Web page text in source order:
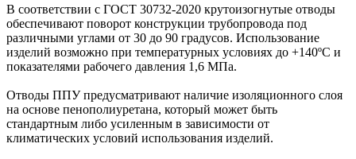
В соответствии с ГОСТ 30732-2020 крутоизогнутые отводы
обеспечивают поворот конструкции трубопровода под
различными углами от 30 до 90 градусов. Использование
изделий возможно при температурных условиях до +140ºС и
показателями рабочего давления 1,6 МПа.
Отводы ППУ предусматривают наличие изоляционного слоя
на основе пенополиуретана, который может быть
стандартным либо усиленным в зависимости от
климатических условий использования изделий.